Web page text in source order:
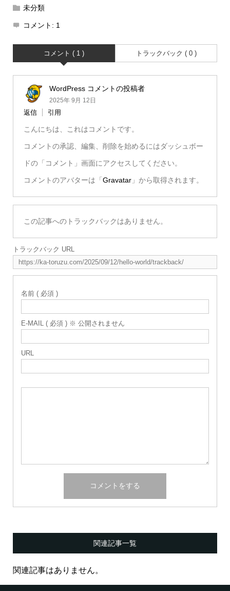
未分類
コメント: 1
コメント ( 1 ) トラックバック ( 0 )
WordPress コメントの投稿者
2025年 9月 12日
返信 引用
こんにちは、これはコメントです。
コメントの承認、編集、削除を始めるにはダッシュボー
ドの「コメント」画面にアクセスしてください。
コメントのアバターは「 Gravatar」から取得されます。
この記事へのトラックバックはありません。
トラックバック URL
名前 ( 必須 )
E-MAIL ( 必須 ) ※ 公開されません
URL
関連記事一覧
関連記事はありません。